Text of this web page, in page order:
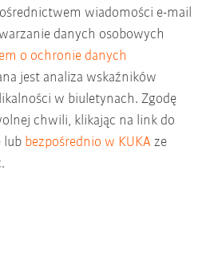
wiadomości e-mail
danych osobowych
o ochronie danych
jest analiza wskaźników
w biuletynach. Zgodę
chwili, klikając na link do
lub bezpośrednio w KUKA ze